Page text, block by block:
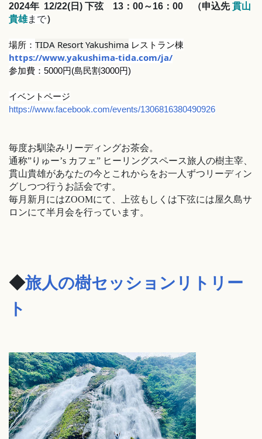
2024年 12/22(日) 下弦 13：00～16：00 （申込先貫山
貴雄まで）
場所： TIDA Resort Yakushima レストラン棟
https://www.yakushima-tida.com/ja/
参加費：5000円(島民割3000円)
イベントページ
https://www.facebook.com/events/1306816380490926
毎度お馴染みリーディングお茶会。
通称”りゅー’s カフェ” ヒーリングスペース旅人の樹主宰、
貫山貴雄があなたの今とこれからをお一人ずつリーディン
グしつつ行うお話会です。
毎月新月にはZOOMにて、
上弦もしくは下弦には屋久島サ
ロンにて半月会を行っています。
◆旅人の樹セッションリトリー
ト